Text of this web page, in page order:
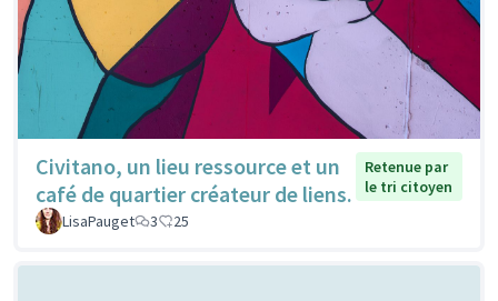
Civitano, un lieu ressource et un
café de quartier créateur de liens.
Retenue par
le tri citoyen
LisaPauget
3 25